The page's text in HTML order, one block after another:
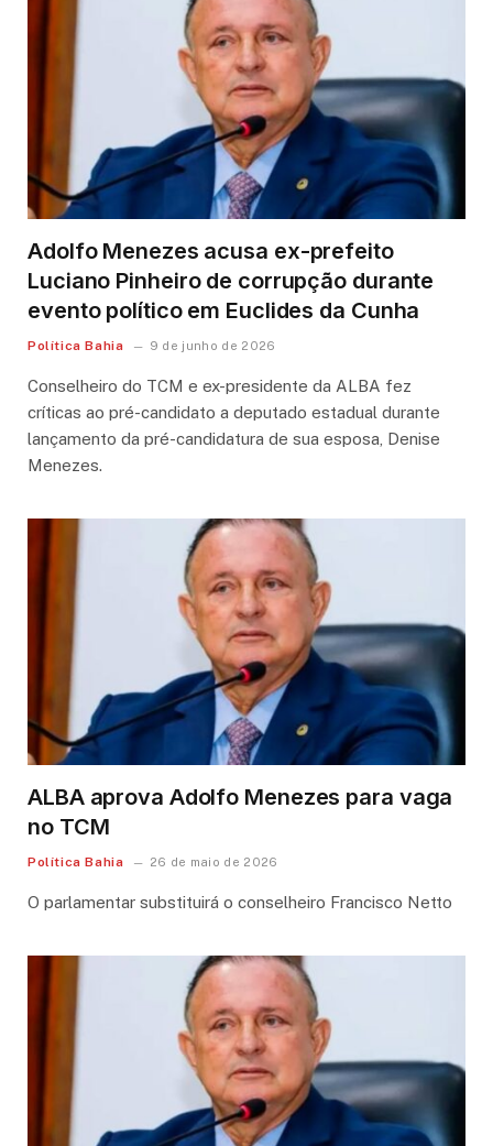
Adolfo Menezes acusa ex-prefeito
Luciano Pinheiro de corrupção durante
evento político em Euclides da Cunha
Política Bahia 9 de junho de 2026
Conselheiro do TCM e ex-presidente da ALBA fez
críticas ao pré-candidato a deputado estadual durante
lançamento da pré-candidatura de sua esposa, Denise
Menezes.
ALBA aprova Adolfo Menezes para vaga
no TCM
Política Bahia 26 de maio de 2026
O parlamentar substituirá o conselheiro Francisco Netto